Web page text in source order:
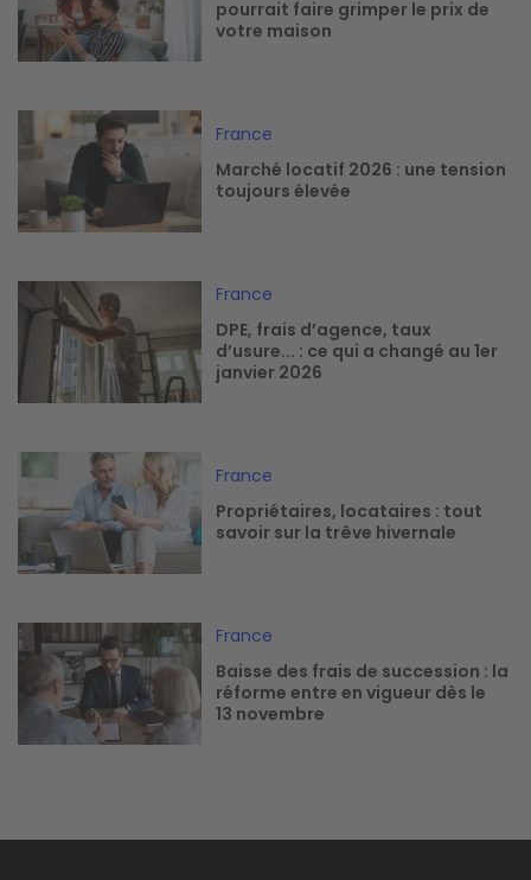
pourrait faire grimper le prix de
votre maison
Image
France
Marché locatif 2026 : une tension
toujours élevée
Image
France
DPE, frais d’agence, taux
d’usure... : ce qui a changé au 1er
janvier 2026
France
Propriétaires, locataires : tout
savoir sur la trêve hivernale
Image
France
Baisse des frais de succession : la
réforme entre en vigueur dès le
13 novembre